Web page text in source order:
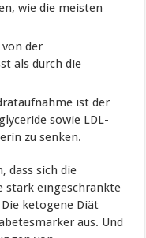
wie die meisten
der
als durch die
ist der
sowie LDL-
zu senken.
dass sich die
stark eingeschränkte
ketogene Diät
aus. Und